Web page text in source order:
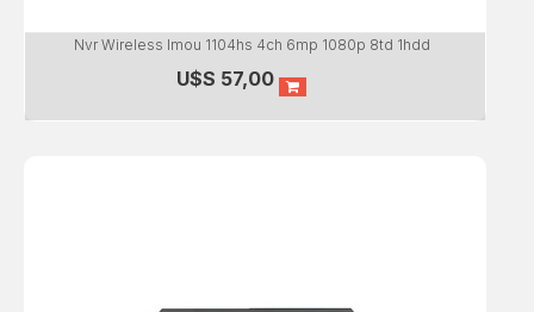
Nvr Wireless Imou 1104hs 4ch 6mp 1080p 8td 1hdd
U$S 57,00